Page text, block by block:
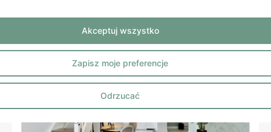
Odrzucać
Zapisz moje preferencje
Akceptuj wszystko